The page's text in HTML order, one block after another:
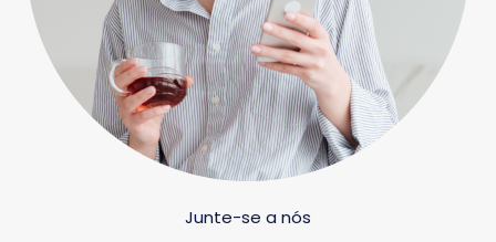
Junte-se a nós